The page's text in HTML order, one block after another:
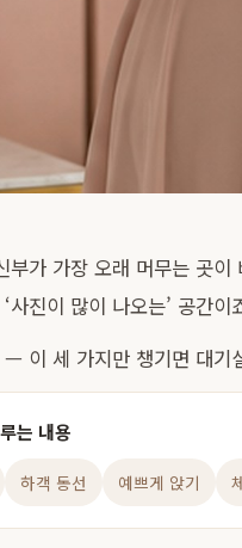
부가 가장 오래 머무는 곳이
사진이 많이 나오는’ 공간이
— 이 세 가지만 챙기면 대기
는 내용
하객 동선 예쁘게 앉기